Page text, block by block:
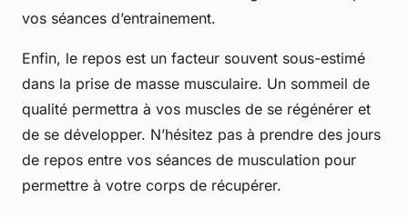
vos séances d’entrainement.
Enfin, le repos est un facteur souvent sous-estimé
dans la prise de masse musculaire. Un sommeil de
qualité permettra à vos muscles de se régénérer et
de se développer. N’hésitez pas à prendre des jours
de repos entre vos séances de musculation pour
permettre à votre corps de récupérer.